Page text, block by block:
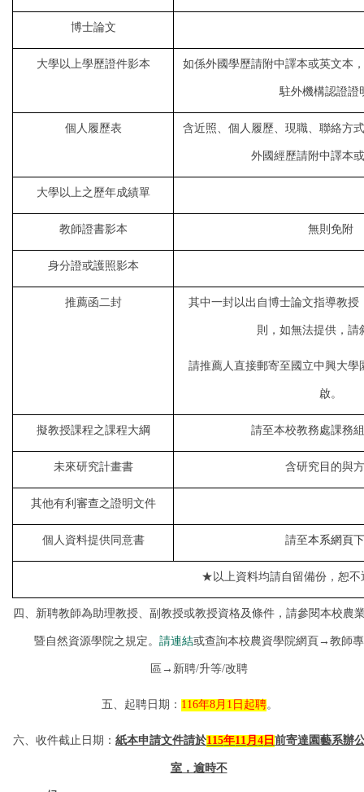
博士論文
大學以上學歷證件影本 如係外國學歷請附中譯本或英文本
駐外機構認證證
個人履歷表 含近照、個人履歷、現職、聯絡方
外國經歷請附中譯本
大學以上之歷年成績單
教師證書影本 無則免附
身分證或護照影本
推薦函二封 其中一封以出自博士論文指導教授
則，如無法提供，請
請推薦人直接郵寄至國立中興大學
啟。
擬教授課程之課程大綱 請至本校教務處課務
未來研究計畫書 含研究目的與
其他有利審查之證明文件
個人資料提供同意書 請至本系網頁
★以上資料均請自留備份，恕
四、新聘教師為助理教授、副教授或教授資格及條件，請參閱本校農
暨自然資源學院之規定。 請連結或查詢本校農資學院網頁 → 教師專
區 → 新聘/升等/改聘
五、起聘日期： 116年8月 1 日起聘。
六、收件截止日期：紙本申請文件請於115年11月4 日前寄達園藝系辦
室，逾時不